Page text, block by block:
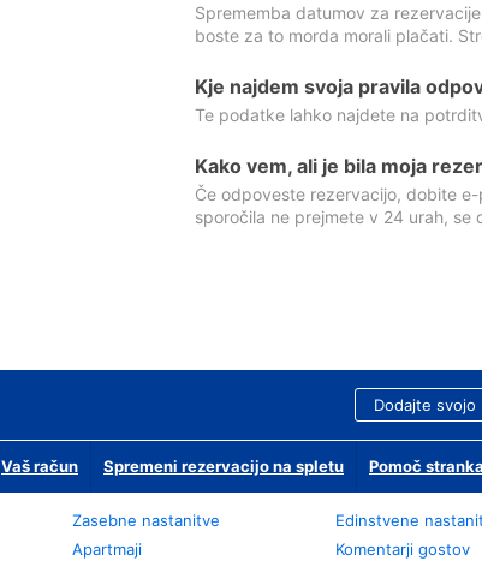
Sprememba datumov za
boste za to morda morali plačati.
Kje najdem svoja pravila
Te podatke lahko najdete na
Kako vem, ali je bila moja
Če odpoveste rezervacijo, dobite
sporočila ne prejmete v 24 urah,
Dodajte svojo
Vaš račun Spremeni rezervacijo na spletu Pomoč
Zasebne nastanitve
Apartmaji
Edinstvene
Komentarji gostov